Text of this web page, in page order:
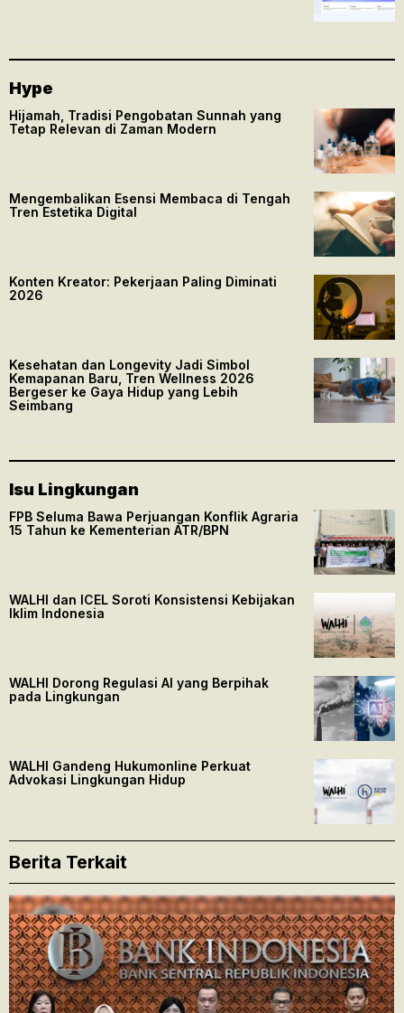
Hype
Hijamah, Tradisi Pengobatan Sunnah yang
Tetap Relevan di Zaman Modern
Mengembalikan Esensi Membaca di Tengah
Tren Estetika Digital
Konten Kreator: Pekerjaan Paling Diminati
2026
Kesehatan dan Longevity Jadi Simbol
Kemapanan Baru, Tren Wellness 2026
Bergeser ke Gaya Hidup yang Lebih
Seimbang
Isu Lingkungan
FPB Seluma Bawa Perjuangan Konflik Agraria
15 Tahun ke Kementerian ATR/BPN
WALHI dan ICEL Soroti Konsistensi Kebijakan
Iklim Indonesia
WALHI Dorong Regulasi AI yang Berpihak
pada Lingkungan
WALHI Gandeng Hukumonline Perkuat
Advokasi Lingkungan Hidup
Berita Terkait